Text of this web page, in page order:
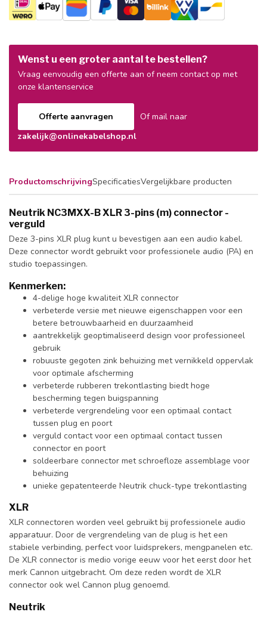
Wenst u een groter aantal te bestellen?
Vraag eenvoudig een offerte aan of neem contact op met
onze klantenservice
Offerte aanvragen
Of mail naar
zakelijk@onlinekabelshop.nl
ProductomschrijvingSpecificatiesVergelijkbare producten
Neutrik NC3MXX-B XLR 3-pins (m) connector -
verguld
Deze 3-pins XLR plug kunt u bevestigen aan een audio kabel.
Deze connector wordt gebruikt voor professionele audio (PA) en
studio toepassingen.
Kenmerken:
4-delige hoge kwaliteit XLR connector
verbeterde versie met nieuwe eigenschappen voor een
betere betrouwbaarheid en duurzaamheid
aantrekkelijk geoptimaliseerd design voor professioneel
gebruik
robuuste gegoten zink behuizing met vernikkeld oppervlak
voor optimale afscherming
verbeterde rubberen trekontlasting biedt hoge
bescherming tegen buigspanning
verbeterde vergrendeling voor een optimaal contact
tussen plug en poort
verguld contact voor een optimaal contact tussen
connector en poort
soldeerbare connector met schroefloze assemblage voor
behuizing
unieke gepatenteerde Neutrik chuck-type trekontlasting
XLR
XLR connectoren worden veel gebruikt bij professionele audio
apparatuur. Door de vergrendeling van de plug is het een
stabiele verbinding, perfect voor luidsprekers, mengpanelen etc.
De XLR connector is medio vorige eeuw voor het eerst door het
merk Cannon uitgebracht. Om deze reden wordt de XLR
connector ook wel Cannon plug genoemd.
Neutrik